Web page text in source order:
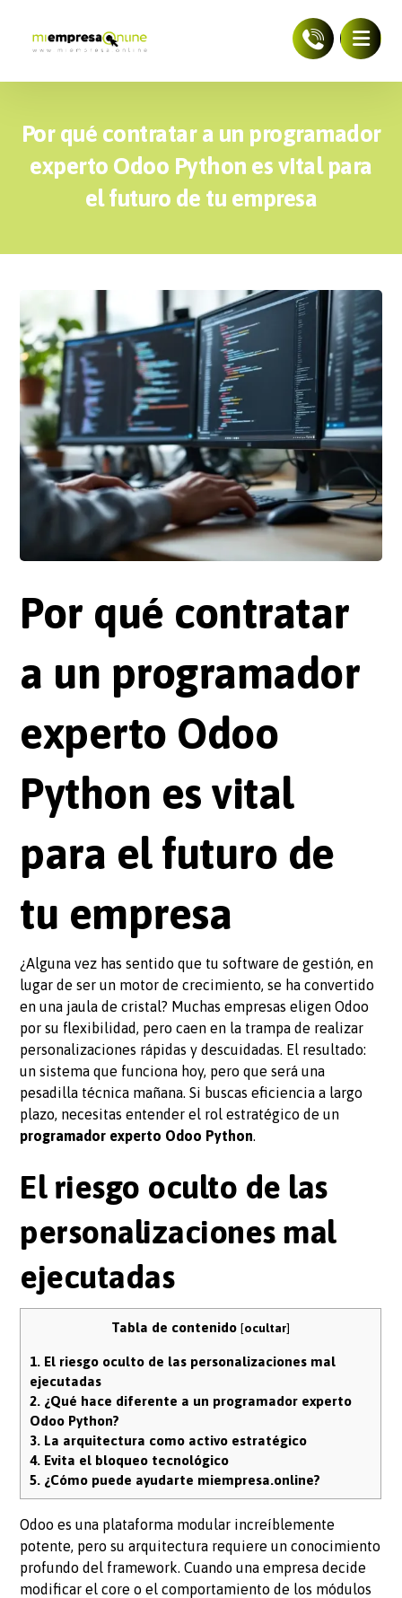
Por qué contratar a un programador
experto Odoo Python es vital para
el futuro de tu empresa
Por qué contratar
a un programador
experto Odoo
Python es vital
para el futuro de
tu empresa
¿Alguna vez has sentido que tu software de gestión, en
lugar de ser un motor de crecimiento, se ha convertido
en una jaula de cristal? Muchas empresas eligen Odoo
por su flexibilidad, pero caen en la trampa de realizar
personalizaciones rápidas y descuidadas. El resultado:
un sistema que funciona hoy, pero que será una
pesadilla técnica mañana. Si buscas eficiencia a largo
plazo, necesitas entender el rol estratégico de un
programador experto Odoo Python.
El riesgo oculto de las
personalizaciones mal
ejecutadas
Tabla de contenido [ocultar]
1. El riesgo oculto de las personalizaciones mal
ejecutadas
2. ¿Qué hace diferente a un programador experto
Odoo Python?
3. La arquitectura como activo estratégico
4. Evita el bloqueo tecnológico
5. ¿Cómo puede ayudarte miempresa.online?
Odoo es una plataforma modular increíblemente
potente, pero su arquitectura requiere un conocimiento
profundo del framework. Cuando una empresa decide
modificar el core o el comportamiento de los módulos